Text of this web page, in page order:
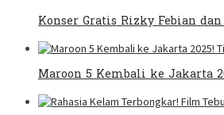
Konser Gratis Rizky Febian
Maroon 5 Kembali ke Jakarta